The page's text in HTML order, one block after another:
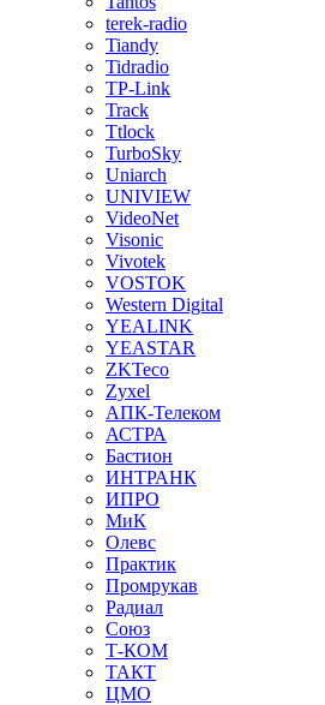
terek-radio
Tiandy
Tidradio
TP-Link
Track
Ttlock
TurboSky
Uniarch
UNIVIEW
VideoNet
Visonic
Vivotek
VOSTOK
Western Digital
YEALINK
YEASTAR
ZKTeco
Zyxel
АПК-Телеком
АСТРА
Бастион
ИНТРАНК
ИПРО
МиК
Олевс
Практик
Промрукав
Радиал
Союз
Т-КОМ
ТАКТ
ЦМО